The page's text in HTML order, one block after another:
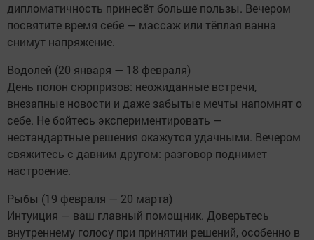
дипломатичность принесёт больше пользы. Вечером
посвятите время себе — массаж или тёплая ванна
снимут напряжение.
Водолей (20 января — 18 февраля)
День полон сюрпризов: неожиданные встречи,
внезапные новости и даже забытые мечты напомнят о
себе. Не бойтесь экспериментировать —
нестандартные решения окажутся удачными. Вечером
свяжитесь с давним другом: разговор поднимет
настроение.
Рыбы (19 февраля — 20 марта)
Интуиция — ваш главный помощник. Доверьтесь
внутреннему голосу при принятии решений, особенно в